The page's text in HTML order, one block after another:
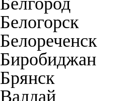
Белогорск
Белореченск
Биробиджан
Брянск
Валдай